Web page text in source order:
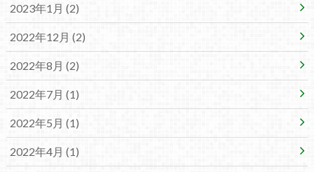
2023年1月 (2)
2022年12月 (2)
2022年8月 (2)
2022年7月 (1)
2022年5月 (1)
2022年4月 (1)